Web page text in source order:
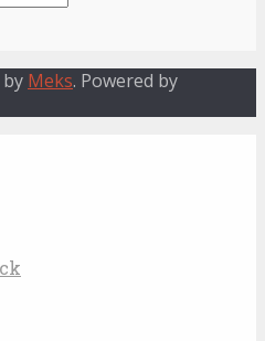
Meks. Powered by